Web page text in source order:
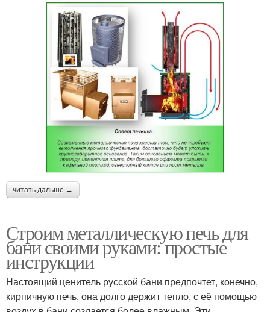
читать дальше →
Строим металлическую печь для
бани своими руками: простые
инструкции
Настоящий ценитель русской бани предпочтет, конечно,
кирпичную печь, она долго держит тепло, с её помощью